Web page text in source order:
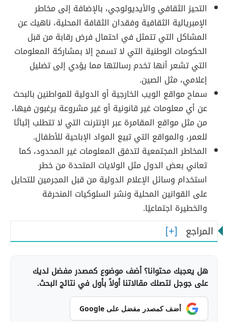
التحيز الثقافي والأيديولوجي، بالإضافة إلى مخاطر
الإمبريالية الثقافية وفقدان الثقافة المحلية، ناهيك عن
المشاكل التي تتمثل في احتمال فرض رقابة من قبل
الحكومات الوطنية التي لا تسمح إلا بمشاركة المعلومات
التي تشعر أنها تخدم رسالتها مما يؤدي إلى تضليل
إعلامي، مثل الصين.
سماح مواقع الويب الخارجية أو الدولية للمواطنين بالبحث
عن أي معلومات غير قانونية أو غير مشروعة يرغبون فيها،
من مثل مواقع المقامرة عبر الإنترنت التي لا تتطلب إثباتًا
للعمر، والمواقع التي تبيع المواد الإباحية للأطفال.
المخاطر المجتمعية لتدفق المعلومات غير المحدود، كما
تعاني بعض الدول مثل الولايات المتحدة من خطر
استخدام وسائل الإعلام الدولية من قبل المجرمين للتحايل
على القوانين المحلية ونشر السلوكيات المنحرفة
والخطيرة اجتماعيًا.
المراجع
هل يعجبك محتوانا؟ أضف موضوع كمصدر مفضل لديك
على جوجل لتصلك مقالاتنا أولاً بأول في نتائج البحث.
أضف كمصدر مفضل على Google